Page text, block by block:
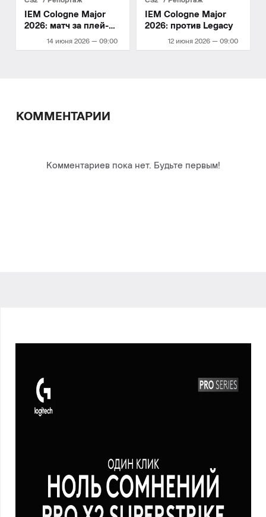
14 июня 2026 — 09:00
IEM Cologne Major
2026: матч за плей-
12 июня 2026 — 09:00
IEM Cologne Major
2026: против Legacy
КОММЕНТАРИИ
Комментариев пока нет. Будьте первым!